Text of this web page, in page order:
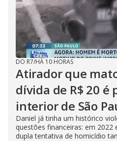
DO R7/HÁ 10 HORAS
Atirador que
dívida de R$ 20 é
interior de São
Daniel já tinha um histórico
questões financeiras: em 2022
dupla tentativa de homicídio